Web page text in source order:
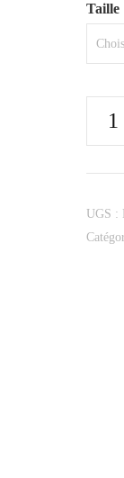
Taille
UGS :